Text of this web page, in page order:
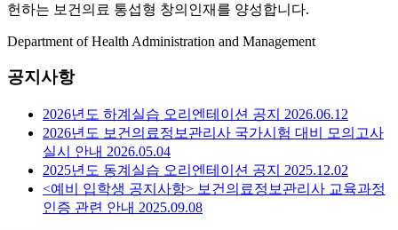
헌하는 보건의료 통섭형 창의인재를 양성합니다.
Department of Health Administration and Management
공지사항
2026년도 하계실습 오리엔테이션 공지
2026.06.12
2026년도 보건의료정보관리사 국가시험 대비 모의고사
실시 안내 2026.05.04
2025년도 동계실습 오리엔테이션 공지
2025.12.02
<예비 입학생 공지사항> 보건의료정보관리사 교육과정
인증 관련 안내 2025.09.08